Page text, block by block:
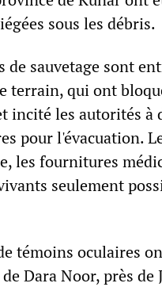
sous les débris.
de sauvetage sont
terrain, qui ont
incité les autorités à
pour l'évacuation.
les fournitures
seulement
témoins oculaires
Dara Noor, près